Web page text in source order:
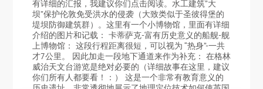
有详细的汇报，我建议你们点击阅读。水工建筑”大
坝”保护伦敦免受洪水的侵袭（大致类似于圣彼得堡的
堤坝防御建筑群）。这里有一个小博物馆，里面有详细
介绍的图片和记载： 卡蒂萨克-富有历史意义的船舰-舰
上博物馆： 这段行程距离很短，可以视为 “热身”-一共
才7公里。 因此加走一段地下通道来作为补充： 在格林
威治天文台游览是绝对必要的（详细故事在这里，建议
你们所有人都要看！：） 这是一个非常有教育意义的